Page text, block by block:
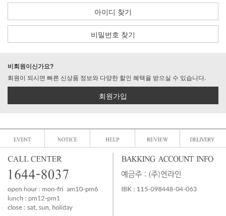
아이디 찾기
비밀번호 찾기
비회원이신가요?
회원이 되시면 빠른 신상품 정보와 다양한 할인 혜택을 받으실 수 있습니다.
회원가입